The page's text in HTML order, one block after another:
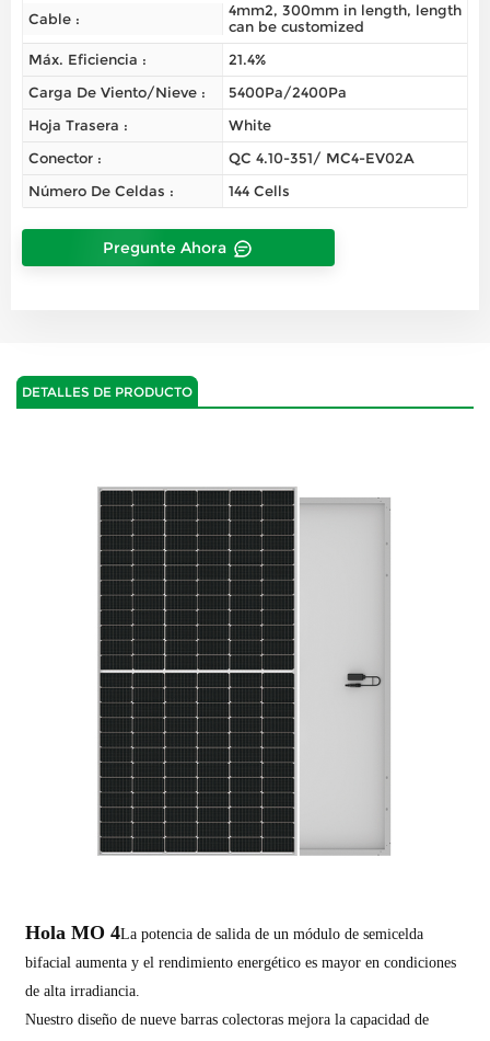
Cable :
4mm2, 300mm in length, length
can be customized
Máx. Eficiencia :
21.4%
Carga De Viento/nieve :
5400Pa/2400Pa
Hoja Trasera :
White
Conector :
QC 4.10-351/ MC4-EV02A
Número De Celdas :
144 Cells
Pregunte Ahora
DETALLES DE PRODUCTO
Hola MO 4La potencia de salida de un módulo de semicelda
bifacial aumenta y el rendimiento energético es mayor en condiciones
de alta irradiancia.
Nuestro diseño de nueve barras colectoras mejora la capacidad de